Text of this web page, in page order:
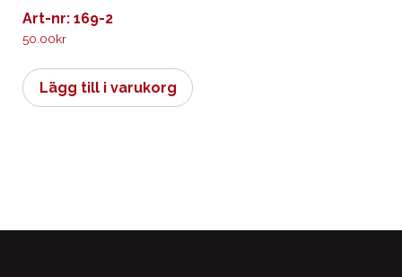
Art-nr: 169-2
50.00kr
Lägg till i varukorg